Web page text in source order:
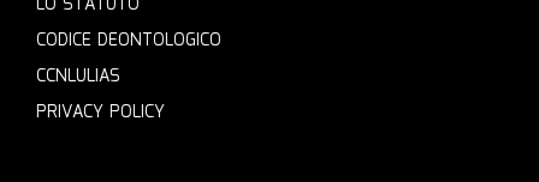
CODICE DEONTOLOGICO
CCNLULIAS
PRIVACY POLICY